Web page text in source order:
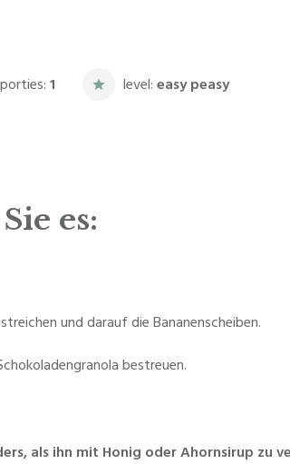
porties: 1 level: easy peasy
es:
und darauf die Bananenscheiben.
bestreuen.
als ihn mit Honig oder Ahornsirup zu